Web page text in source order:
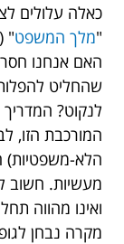
כאלה עלולים
"מלך המשפט
האם אנחנו
שהחליט
לנקוט?
המורכבת הזו,
הלא-משפטיות)
מעשיות. חשוב
ואינו מהווה
מקרה נבחן